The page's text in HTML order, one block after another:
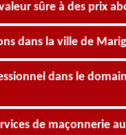
sûre à des prix
dans la ville de
dans le
de maçonnerie